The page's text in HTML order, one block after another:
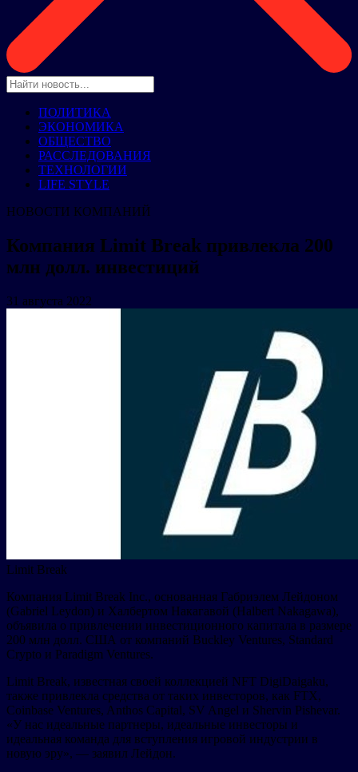
ПОЛИТИКА
ЭКОНОМИКА
ОБЩЕСТВО
РАССЛЕДОВАНИЯ
ТЕХНОЛОГИИ
LIFE STYLE
НОВОСТИ КОМПАНИЙ
Компания Limit Break привлекла 200
млн долл. инвестиций
31 августа 2022
Limit Break
Компания Limit Break Inc., основанная Габриэлем Лейдоном
(Gabriel Leydon) и Халбертом Накагавой (Halbert Nakagawa),
объявила о привлечении инвестиционного капитала в размере
200 млн долл. США от компаний Buckley Ventures, Standard
Crypto и Paradigm Ventures.
Limit Break, известная своей коллекцией NFT DigiDaigaku,
также привлекла средства от таких инвесторов, как FTX,
Coinbase Ventures, Anthos Capital, SV Angel и Shervin Pishevar.
«У нас идеальные партнеры, идеальные инвесторы и
идеальная команда для вступления игровой индустрии в
новую эру», — заявил Лейдон.